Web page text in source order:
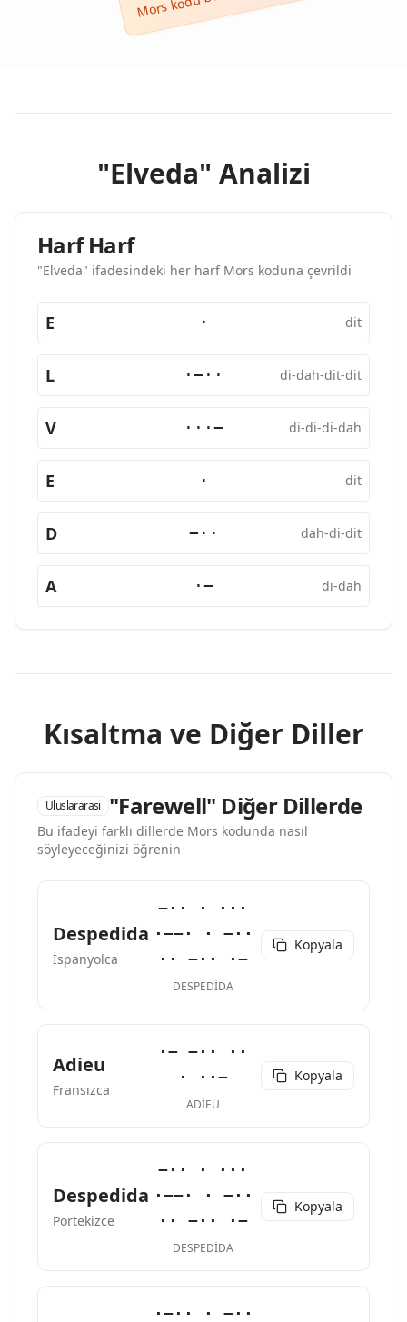
"Elveda" Analizi
Harf Harf
"Elveda" ifadesindeki her harf Mors koduna çevrildi
E · dit
L ·−·· di-dah-dit-dit
V ···− di-di-di-dah
E · dit
D −·· dah-di-dit
A ·− di-dah
Kısaltma ve Diğer Diller
Uluslararası "Farewell" Diğer Dillerde
Bu ifadeyi farklı dillerde Mors kodunda nasıl
söyleyeceğinizi öğrenin
Despedida
İspanyolca
−·· · ···
·−−· · −··
·· −·· ·−
DESPEDIDA
Kopyala
Adieu
Fransızca
·− −·· ··
· ··−
ADIEU
Kopyala
Despedida
Portekizce
−·· · ···
·−−· · −··
·· −·· ·−
DESPEDIDA
Kopyala
·−·· · −··